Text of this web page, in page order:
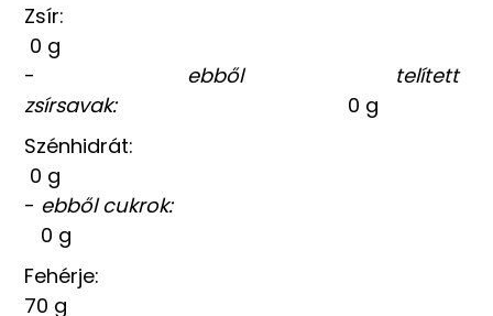
Zsír:
0 g
- ebből telített
zsírsavak: 0 g
Szénhidrát:
0 g
- ebből cukrok:
0 g
Fehérje:
70 g